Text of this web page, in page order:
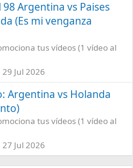
Argentina vs Paises
(Es mi venganza
tus vídeos (1 vídeo al
29 Jul 2026
Argentina vs Holanda
tus vídeos (1 vídeo al
27 Jul 2026